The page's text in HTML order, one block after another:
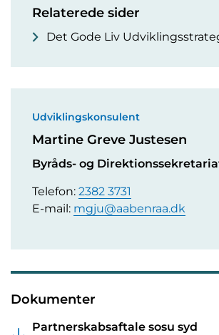
Relaterede sider
Det Gode Liv
Udviklingskonsulent
Martine Greve Justesen
Byråds- og
Telefon: 2382 3731
E-mail: mgju@aabenraa.dk
Dokumenter
Partnerskabsaftale sosu syd